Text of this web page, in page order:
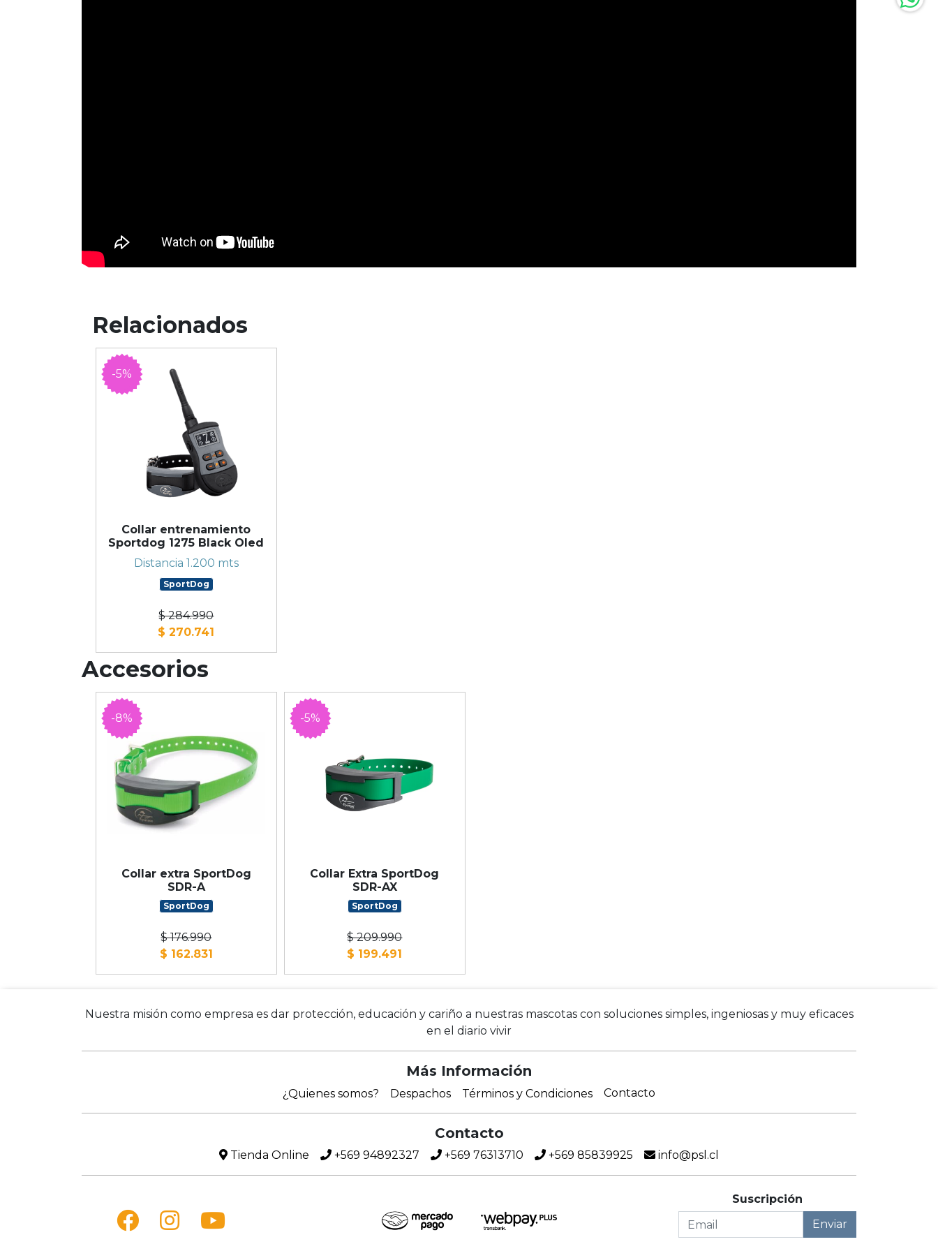
Relacionados
-5%
Collar entrenamiento
Sportdog 1275 Black Oled
Distancia 1.200 mts
SportDog
$ 284.990
$ 270.741
Accesorios
-8%
Collar extra SportDog
SDR-A
SportDog
$ 176.990
$ 162.831
-5%
Collar Extra SportDog
SDR-AX
SportDog
$ 209.990
$ 199.491
Nuestra misión como empresa es dar protección, educación y cariño a nuestras mascotas con soluciones simples, ingeniosas y muy eficaces
en el diario vivir
Más Información
¿Quienes somos? Despachos Términos y Condiciones Contacto
Contacto
Tienda Online +569 94892327 +569 76313710 +569 85839925 info@psl.cl
Suscripción
Enviar